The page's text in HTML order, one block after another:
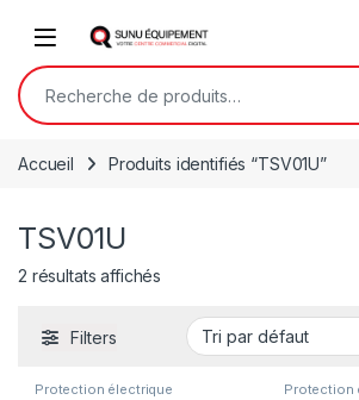
Open
Recherche pour :
Accueil Produits identifiés “TSV01U”
TSV01U
2 résultats affichés
Filters
Protection électrique Protection